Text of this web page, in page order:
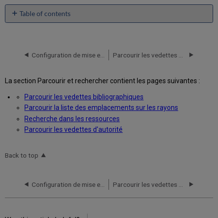
Table of contents
No
La section Parcourir et rechercher contient les pages suivantes :
Parcourir les vedettes bibliographiques
Parcourir la liste des emplacements sur les rayons
Recherche dans les ressources
Parcourir les vedettes d'autorité
Back to top
Configuration de mise en correspondance à plusieurs étapes Parcourir les vedettes bibliographiques